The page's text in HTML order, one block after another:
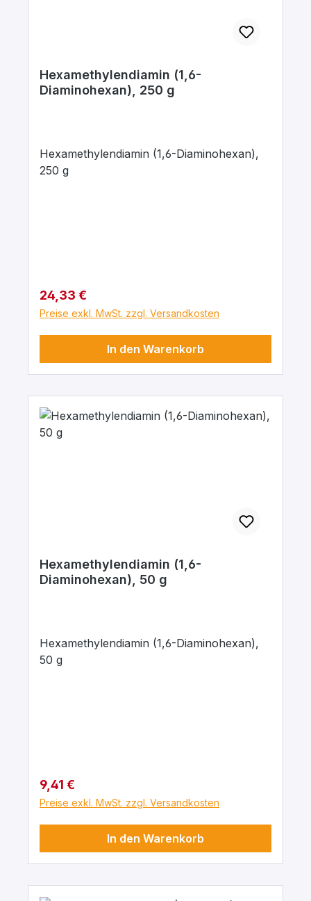
Hexamethylendiamin (1,6-
Diaminohexan), 250 g
Hexamethylendiamin (1,6-Diaminohexan),
250 g
Regulärer Preis:
24,33 €
Preise exkl. MwSt. zzgl. Versandkosten
In den Warenkorb
Hexamethylendiamin (1,6-
Diaminohexan), 50 g
Hexamethylendiamin (1,6-Diaminohexan),
50 g
Regulärer Preis:
9,41 €
Preise exkl. MwSt. zzgl. Versandkosten
In den Warenkorb